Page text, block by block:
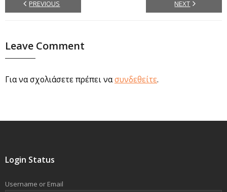
PREVIOUS NEXT
Leave Comment
Για να σχολιάσετε πρέπει νασυνδεθείτε.
Login Status
Username or Email